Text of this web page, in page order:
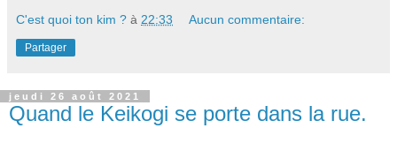
C'est quoi ton kim ? à 22:33 Aucun commentaire:
Partager
jeudi 26 août 2021
Quand le Keikogi se porte dans la rue.